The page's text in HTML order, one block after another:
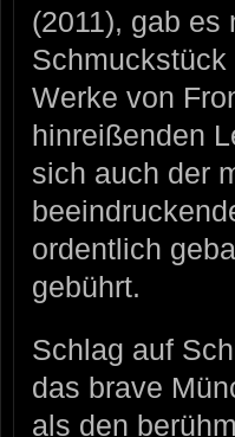
(2011), gab es
Schmuckstück
Werke von
hinreißenden
sich auch der
ordentlich
gebührt.
Schlag auf
das brave
als den